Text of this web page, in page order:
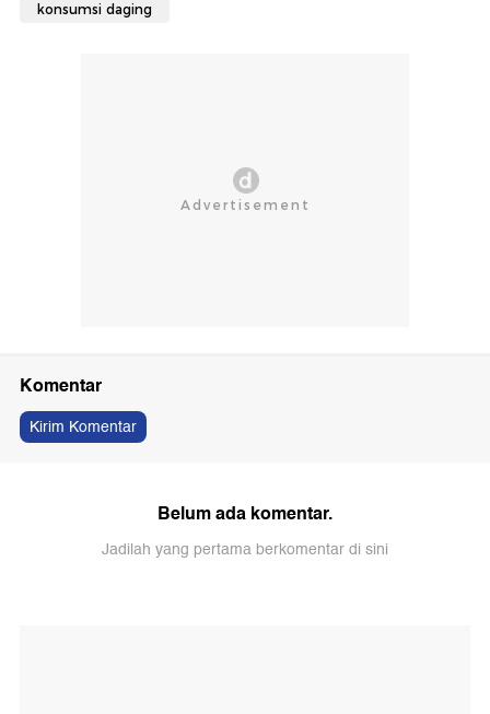
konsumsi daging
Komentar
Kirim Komentar
Belum ada komentar.
Jadilah yang pertama berkomentar di sini